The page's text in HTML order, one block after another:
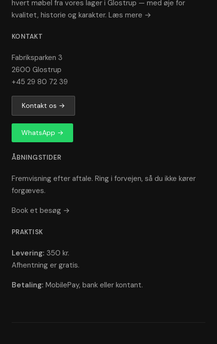
hvert møbel fra vores lager i Glostrup — med øje for
kvalitet, historie og karakter. Læs mere →
KONTAKT
Fabriksparken 3
2600 Glostrup
+45 29 80 72 39
Kontakt os →
WhatsApp →
ÅBNINGSTIDER
Fremvisning efter aftale. Ring i forvejen, så du ikke kører
forgæves.
Book et besøg →
PRAKTISK
Levering: 350 kr.
Afhentning er gratis.
Betaling: MobilePay, bank eller kontant.